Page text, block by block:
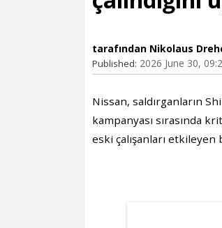
tarafından Nikolaus
Published: 2026 June 30,
Nissan, saldırganların
kampanyası sırasında
eski çalışanları etkileyen